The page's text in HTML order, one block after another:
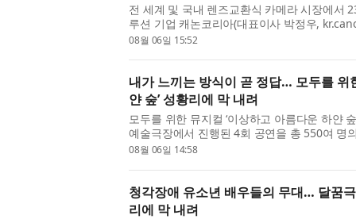
전 세계 및 국내 렌즈교환식 카메라 시장에서
루션 기업 캐논코리아(대표이사 박정우,
‘2026 부산국제사진제’의 후원사로 참여해 ‘
08월 06일 15:52
내가 느끼는 방식이 곧 정답… 모두를 위
얀 숲’ 성황리에 막 내려
모두를 위한 뮤지컬 ‘이상하고 아름다운 하얀
예술극장에서 진행된 4회 공연을 총 550여 명
원회 2026 어린이·청소년을 위한 예술지원사
08월 06일 14:58
청각장애 유소년 배우들의 무대… 달꿈
리에 막 내려